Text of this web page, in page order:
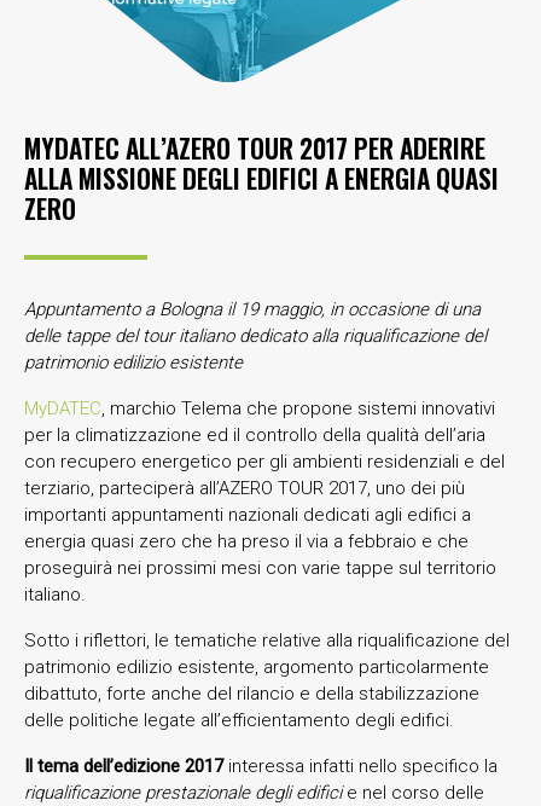
MYDATEC ALL’AZERO TOUR 2017 PER ADERIRE
ALLA MISSIONE DEGLI EDIFICI A ENERGIA QUASI
ZERO
Appuntamento a Bologna il 19 maggio, in occasione di una
delle tappe del tour italiano dedicato alla riqualificazione del
patrimonio edilizio esistente
MyDATEC, marchio Telema che propone sistemi innovativi
per la climatizzazione ed il controllo della qualità dell’aria
con recupero energetico per gli ambienti residenziali e del
terziario, parteciperà all’AZERO TOUR 2017, uno dei più
importanti appuntamenti nazionali dedicati agli edifici a
energia quasi zero che ha preso il via a febbraio e che
proseguirà nei prossimi mesi con varie tappe sul territorio
italiano.
Sotto i riflettori, le tematiche relative alla riqualificazione del
patrimonio edilizio esistente, argomento particolarmente
dibattuto, forte anche del rilancio e della stabilizzazione
delle politiche legate all’efficientamento degli edifici.
Il tema dell’edizione 2017interessa infatti nello specifico la
riqualificazione prestazionale degli edificie nel corso delle